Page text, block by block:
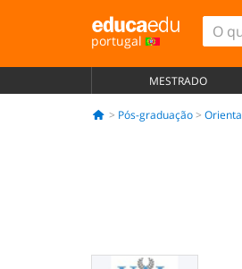
portugal
MESTRADO
Pós-graduação